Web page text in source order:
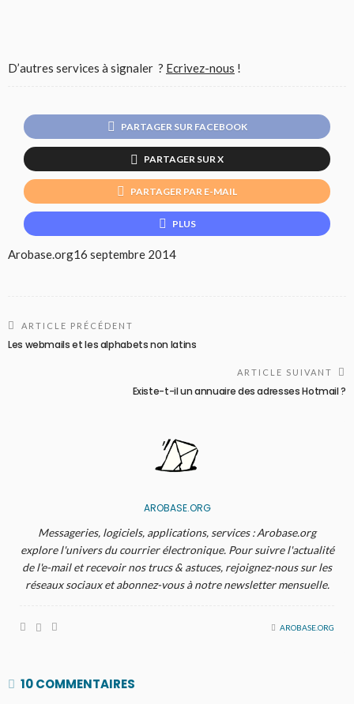
D’autres services à signaler ? Ecrivez-nous !
PARTAGER SUR FACEBOOK
PARTAGER SUR X
PARTAGER PAR E-MAIL
PLUS
Arobase.org16 septembre 2014
ARTICLE PRÉCÉDENT
Les webmails et les alphabets non latins
ARTICLE SUIVANT
Existe-t-il un annuaire des adresses Hotmail ?
AROBASE.ORG
Messageries, logiciels, applications, services : Arobase.org
explore l'univers du courrier électronique. Pour suivre l'actualité
de l'e-mail et recevoir nos trucs & astuces, rejoignez-nous sur les
réseaux sociaux et abonnez-vous à notre newsletter mensuelle.
AROBASE.ORG
10 COMMENTAIRES